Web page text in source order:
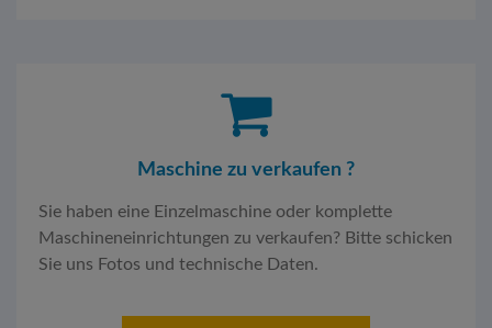
Maschine zu verkaufen ?
Sie haben eine Einzelmaschine oder komplette
Maschineneinrichtungen zu verkaufen? Bitte schicken
Sie uns Fotos und technische Daten.